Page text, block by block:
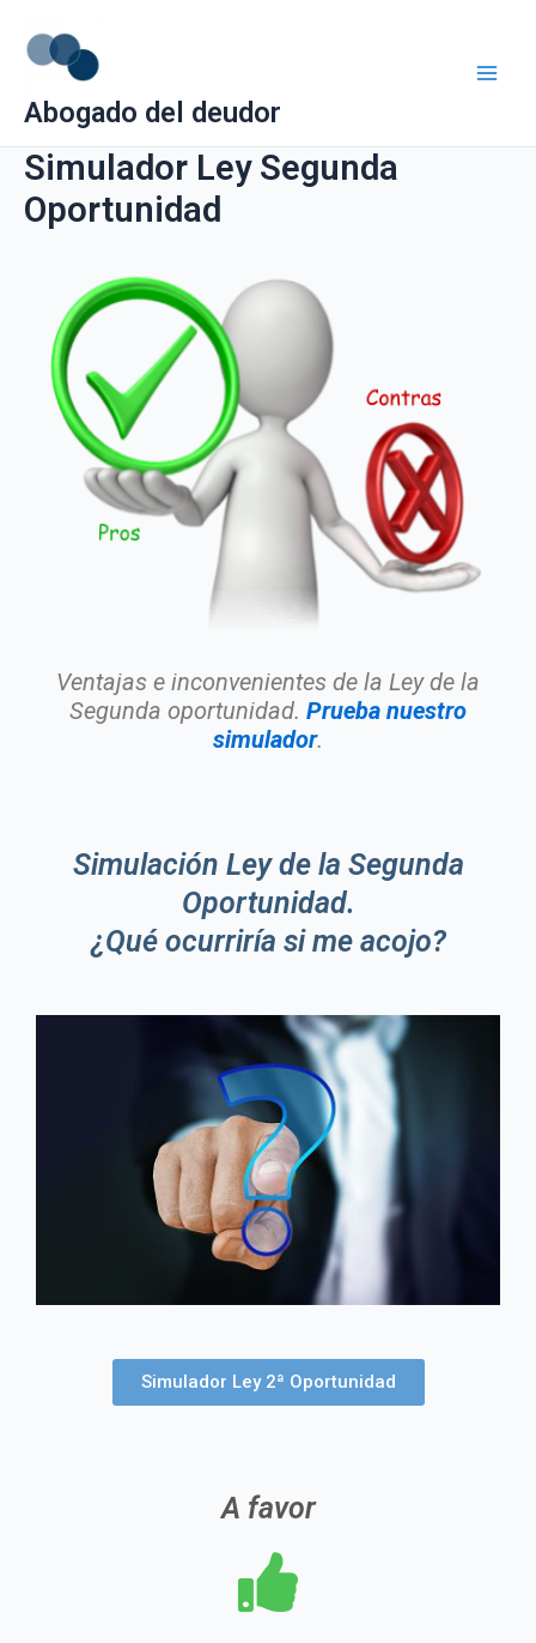
contenido
Abogado del deudor
Simulador Ley Segunda
Oportunidad
Ventajas e inconvenientes de la Ley de la
Segunda oportunidad. Prueba nuestro
simulador.
Simulación Ley de la Segunda
Oportunidad.
¿Qué ocurriría si me acojo?
Simulador Ley 2ª Oportunidad
A favor